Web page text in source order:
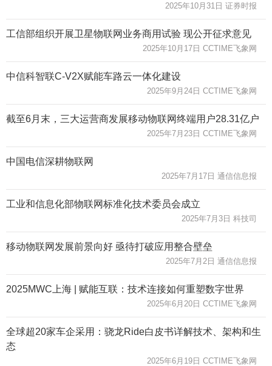
2025年10月31日 证券时报
工信部组织开展卫星物联网业务商用试验 现公开征求意见
2025年10月17日 CCTIME飞象网
中信科智联C-V2X赋能车路云一体化建设
2025年9月24日 CCTIME飞象网
截至6月末，三大运营商发展移动物联网终端用户28.31亿户
2025年7月23日 CCTIME飞象网
中国电信深耕物联网
2025年7月17日 通信信息报
工业和信息化部物联网标准化技术委员会成立
2025年7月3日 科技司
移动物联网发展前景向好 亟待打破应用整合壁垒
2025年7月2日 通信信息报
2025MWC上海 | 赋能互联：技术连接如何重塑数字世界
2025年6月20日 CCTIME飞象网
全球超20家车企采用：骁龙Ride白皮书详解技术、架构和生
态
2025年6月19日 CCTIME飞象网